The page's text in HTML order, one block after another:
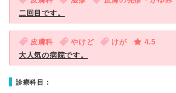
二回目です。
皮膚科 やけど けが
4.5
大人気の病院です。
診療科目：